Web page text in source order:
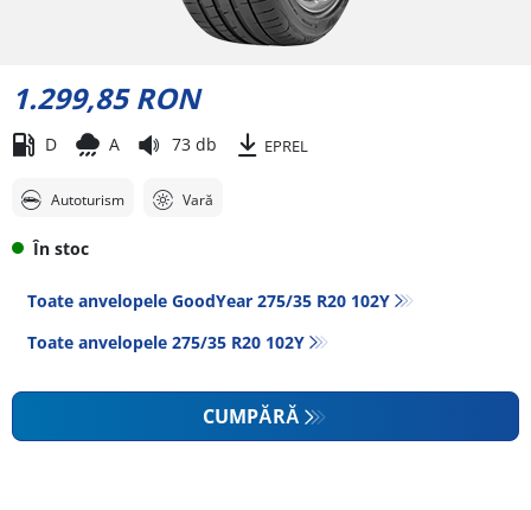
1.299,85 RON
D A 73 db EPREL
Autoturism Vară
În stoc
Toate anvelopele GoodYear 275/35 R20 102Y
Toate anvelopele‎ 275/35 R20 102Y
CUMPĂRĂ